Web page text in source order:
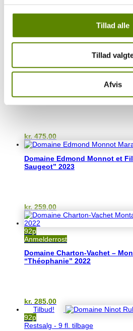
Tillad alle
Tillad
Afvis
Husk at dekantere den og server den
Måske nogle af disse vine
Domaine Perrin – Pommard
kr. 475,00
Domaine Edmond Monnot et
Saugeot” 2023
kr. 259,00
92p
Anmelderrost
Domaine Charton-Vachet –
“Théophanie” 2022
kr. 285,00
Tilbud!
92p
Restsalg - 9 fl. tilbage